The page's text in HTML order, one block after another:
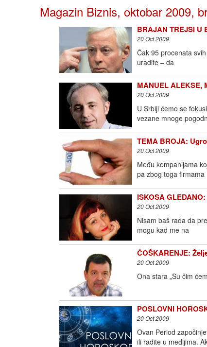
Magazin Biznis, oktobar 2009,
BRAJAN TREJSI U
20 Oct 2009
Čak 95 procenata
uradite – da
MANUEL ALEKSE,
20 Oct 2009
U Srbiji ćemo se
vezane mnoge
TEMA BROJA:
20 Oct 2009
Među kompanijama
pa zbog toga firmama
ISKOSA
20 Oct 2009
Nisam baš rada da
mogu kad me na
ĆOŠKARENJE:
20 Oct 2009
Ona stara „Su čim
POSLOVNI
20 Oct 2009
Ovan Period
ili radite u medijima.